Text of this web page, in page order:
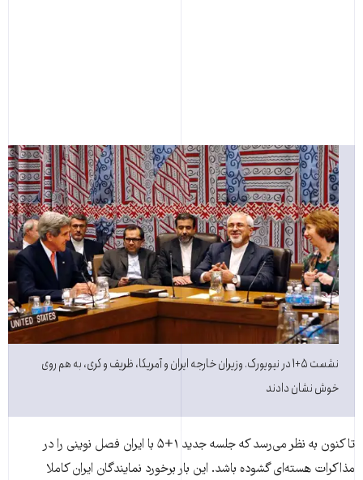
نشست ۵+۱ در نیویورک. وزیران خارجه ایران و آمریکا، ظریف و کری، به هم روی
خوش نشان دادند
تا کنون به نظر می‌رسد که جلسه جدید ۱+۵ با ایران فصل نوینی را در
مذاکرات هسته‌ای گشوده باشد. این بار برخورد نمایندگان ایران کاملا